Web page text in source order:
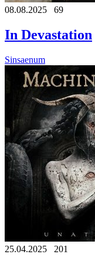
08.08.2025
69
In Devastation
Sinsaenum
25.04.2025
201